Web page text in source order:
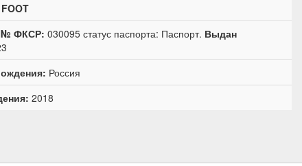
№ ФКСР: 030095 статус паспорта: Паспорт. Выдан
Россия
2018